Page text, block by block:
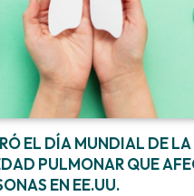
EL DÍA MUNDIAL DE
PULMONAR QUE
EN EE.UU.